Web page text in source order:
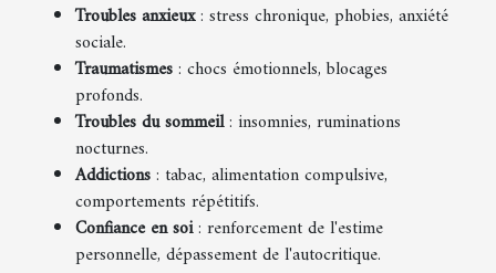
Troubles anxieux: stress chronique, phobies, anxiété
sociale.
Traumatismes: chocs émotionnels, blocages
profonds.
Troubles du sommeil: insomnies, ruminations
nocturnes.
Addictions: tabac, alimentation compulsive,
comportements répétitifs.
Confiance en soi: renforcement de l'estime
personnelle, dépassement de l'autocritique.